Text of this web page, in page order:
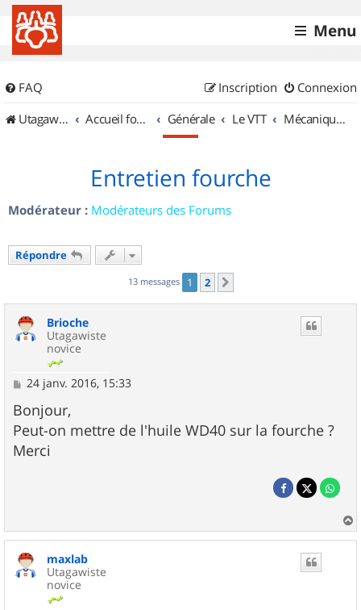
Menu
FAQ Connexion
Inscription
UtagawaVTT (Randos VTT et VTTAE avec traces GPS)
Accueil forum Générale Le VTT Mécanique et Entretiens
Entretien fourche
Modérateur : Modérateurs des Forums
Répondre
13 messages 1 2
Brioche
Utagawiste
novice
M
s
s
a
g
e
24 janv. 2016, 15:33
Bonjour,
Peut-on mettre de l'huile WD40 sur la fourche ?
Merci
a
maxlab
Utagawiste
novice